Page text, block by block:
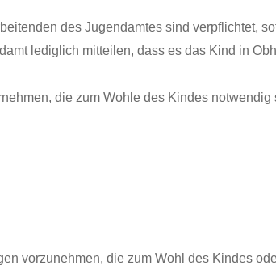
des Jugendamtes sind verpflichtet,
lediglich mitteilen, dass es das Kind in
die zum Wohle des Kindes notwendig
vorzunehmen, die zum Wohl des Kindes